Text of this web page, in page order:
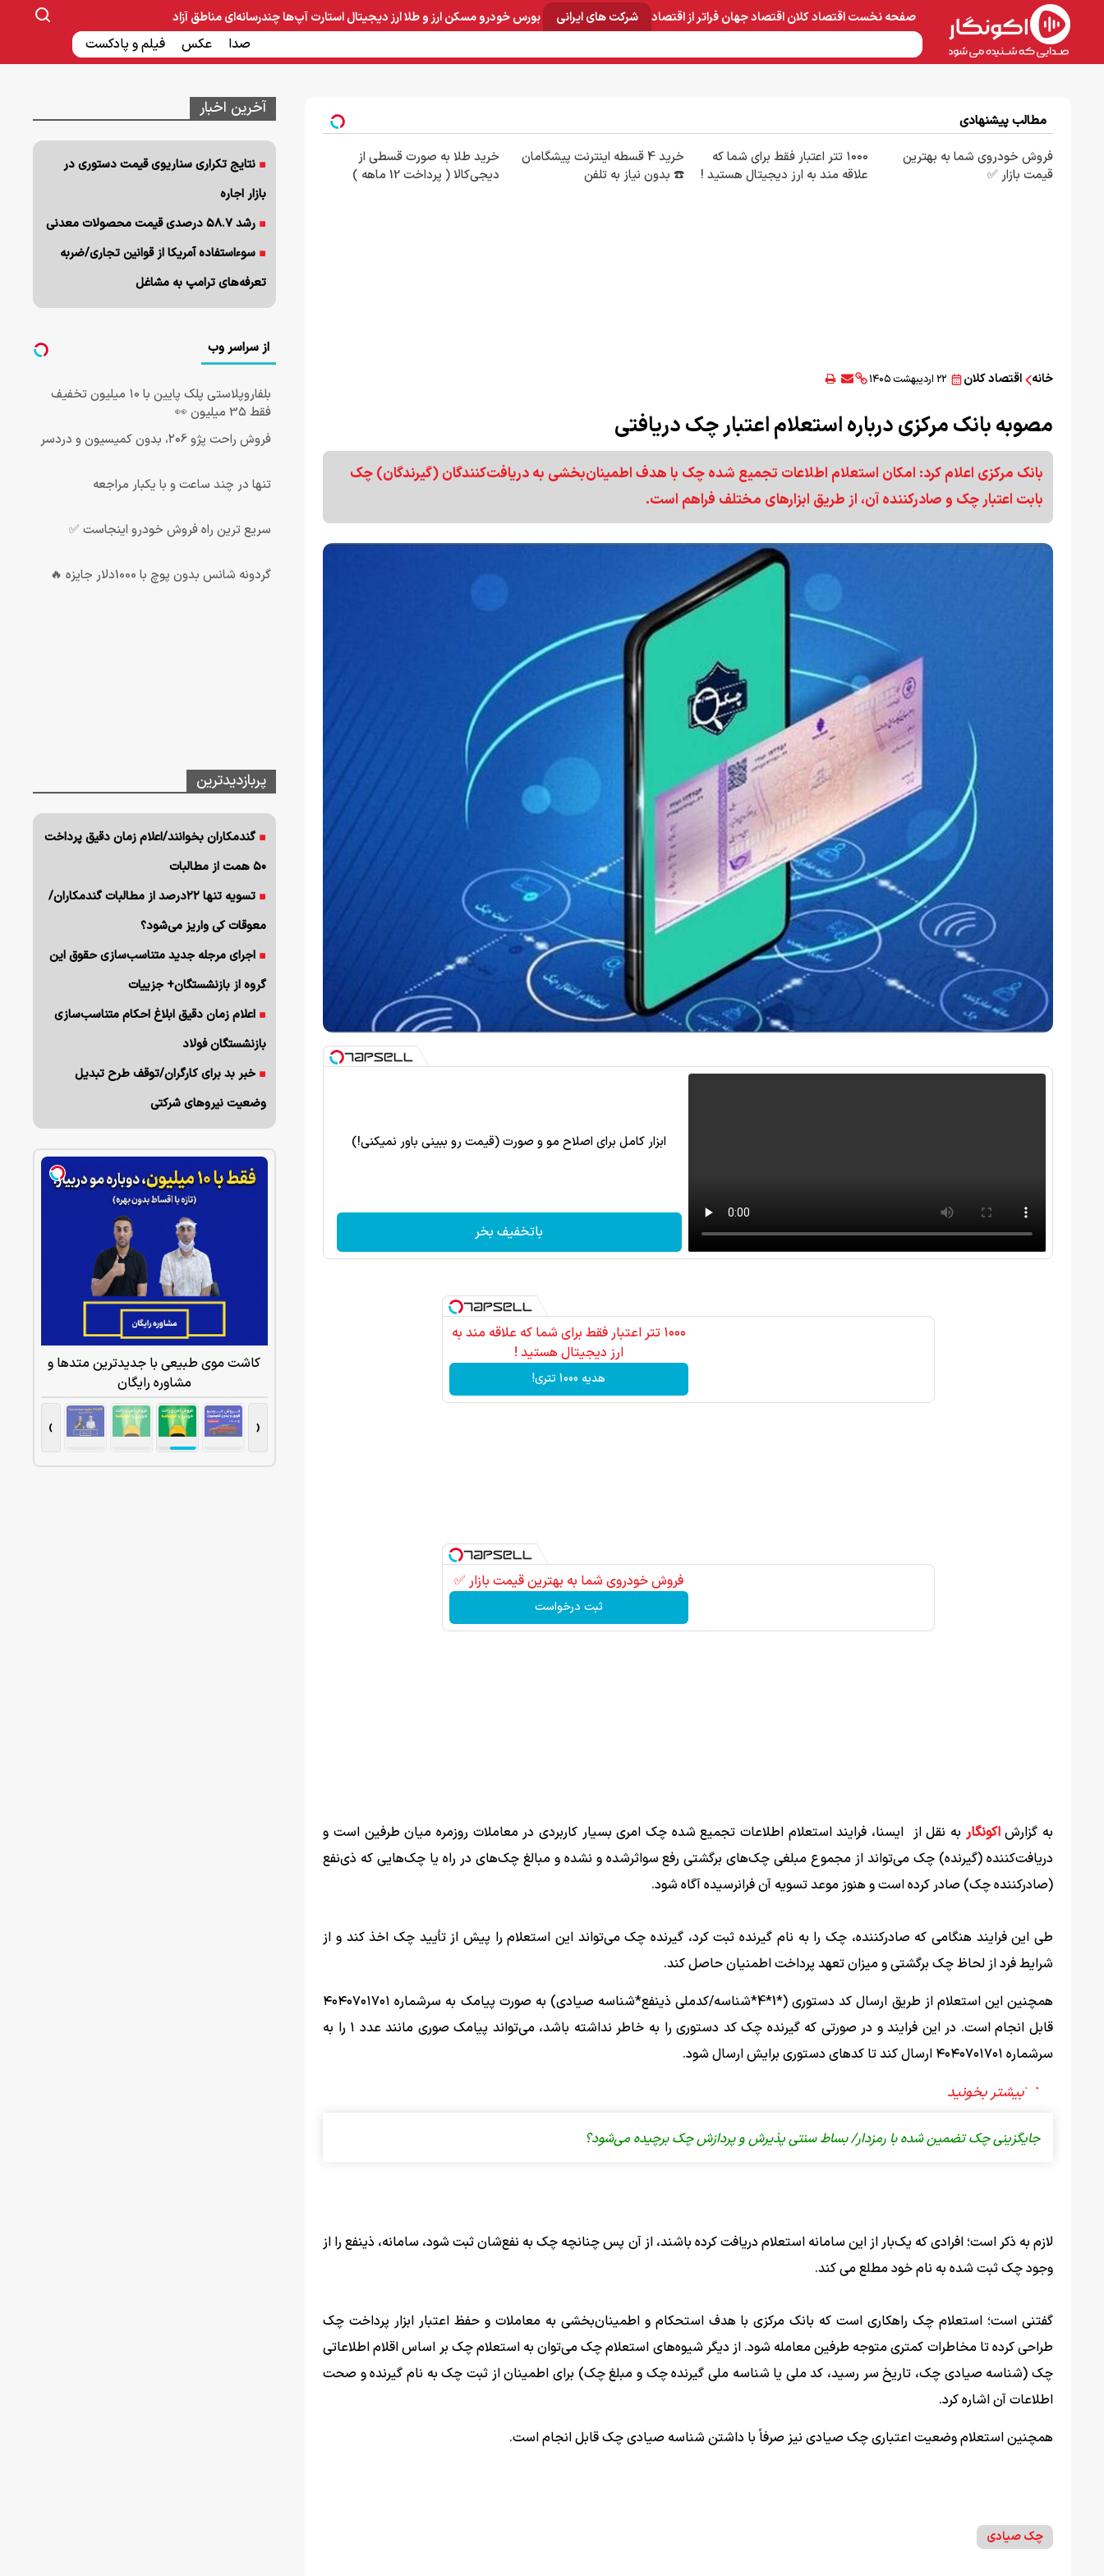
صفحه نخستاقتصاد کلاناقتصاد جهانفراتر از اقتصاد شرکت های ایرانی
صنایع غذایی و دارویی ساخت و ساز بانک و بیمه
بورسخودرومسکنارز و طلاارز دیجیتالاستارت آپ‌هاچندرسانه‌ای
صدا عکس فیلم و پادکست
مناطق آزاد
مطالب پیشنهادی
فروش خودروی شما به بهترین
قیمت بازار ✅
۱۰۰۰ تتر اعتبار فقط برای شما که
علاقه مند به ارز دیجیتال هستید !
خرید 4 قسطه اینترنت پیشگامان
☎️ بدون نیاز به تلفن
خرید طلا به صورت قسطی از
دیجی‌کالا ( پرداخت 12 ماهه )
خانه اقتصاد کلان ۲۲ اردیبهشت ۱۴۰۵
مصوبه بانک مرکزی درباره استعلام اعتبار چک دریافتی
بانک مرکزی اعلام کرد: امکان استعلام اطلاعات تجمیع شده چک‌ با هدف اطمینان‌بخشی به دریافت‌کنندگان (گیرندگان) چک
بابت اعتبار چک و صادرکننده‌ آن، از طریق ابزارهای مختلف فراهم است.
ابزار کامل برای اصلاح مو و صورت (قیمت رو ببینی باور نمیکنی!)
باتخفیف بخر
۱۰۰۰ تتر اعتبار فقط برای شما که علاقه مند به
ارز دیجیتال هستید !
هدیه 1000 تتری!
فروش خودروی شما به بهترین قیمت بازار ✅
ثبت درخواست
به گزارشاکونگار به نقل از ایسنا، فرایند استعلام اطلاعات تجمیع شده چک امری بسیار کاربردی در معاملات روزمره میان طرفین است و
دریافت‌کننده (گیرنده) چک می‌تواند از مجموع مبلغی چک‌های برگشتی رفع سواثرشده و نشده و مبالغ چک‌های در راه یا چک‌هایی که ذی‌نفع
(صادرکننده چک) صادر کرده است و هنوز موعد تسویه آن فرانرسیده آگاه شود.
طی این فرایند هنگامی که صادرکننده، چک را به نام گیرنده ثبت کرد، گیرنده چک می‌تواند این استعلام را پیش از تأیید چک اخذ کند و از
شرایط فرد از لحاظ چک برگشتی و میزان تعهد پرداخت اطمنیان حاصل کند.
همچنین این استعلام از طریق ارسال کد دستوری (*1*4*شناسه/کدملی ذینفع*شناسه صیادی) به صورت پیامک به سرشماره ۴۰۴۰۷۰۱۷۰۱
قابل انجام است. در این فرایند و در صورتی که گیرنده چک کد دستوری را به خاطر نداشته باشد، می‌تواند پیامک صوری مانند عدد ۱ را به
سرشماره ۴۰۴۰۷۰۱۷۰۱ ارسال کند تا کدهای دستوری برایش ارسال شود.
جایگزینی چک تضمین‌ شده با رمزدار/ بساط سنتی پذیرش و پردازش چک برچیده می‌شود؟
لازم به ذکر است؛ افرادی که یک‌بار از این سامانه استعلام دریافت کرده باشند، از آن پس چنانچه چک به نفع‌شان ثبت شود، سامانه، ذینفع را از
وجود چک ثبت شده به نام خود مطلع می کند.
گفتنی است؛ استعلام چک راهکاری است که بانک مرکزی با هدف استحکام و اطمینان‌بخشی به معاملات و حفظ اعتبار ابزار پرداخت چک
طراحی کرده تا مخاطرات کمتری متوجه طرفین معامله شود. از دیگر شیوه‌های استعلام چک می‌توان به استعلام چک بر اساس اقلام اطلاعاتی
چک (شناسه صیادی چک، تاریخ سر رسید، کد ملی یا شناسه ملی گیرنده چک و مبلغ چک) برای اطمینان از ثبت چک به نام گیرنده و صحت
اطلاعات آن اشاره کرد.
همچنین استعلام وضعیت اعتباری چک صیادی نیز صرفاً با داشتن شناسه صیادی چک قابل انجام است.
چک صیادی
آخرین اخبار
نتایج تکراری سناریوی قیمت دستوری در
بازار اجاره
رشد ۵۸.۷ درصدی قیمت محصولات معدنی
سوءاستفاده آمریکا از قوانین تجاری/ضربه
تعرفه‌های ترامپ به مشاغل
از سراسر وب
بلفاروپلاستی پلک پایین با ۱۰ میلیون تخفیف
فقط 3۵ میلیون 👀
فروش راحت پژو ۲۰6، بدون کمیسیون و دردسر
تنها در چند ساعت و با یکبار مراجعه
سریع ترین راه فروش خودرو اینجاست ✅
گردونه شانس بدون پوچ با 1000دلار جایزه 🔥
پربازدیدترین
گندمکاران بخوانند/اعلام زمان دقیق پرداخت
۵۰ همت از مطالبات
تسویه تنها ۲۲درصد از مطالبات گندمکاران/
معوقات کی واریز می‌شود؟
اجرای مرجله جدید متناسب‌سازی حقوق این
گروه از بازنشستگان+ جزییات
اعلام زمان دقیق ابلاغ احکام متناسب‌سازی
بازنشستگان فولاد
خبر بد برای کارگران/توقف طرح تبدیل
وضعیت نیروهای شرکتی
کاشت موی طبیعی با جدیدترین متدها و
مشاوره رایگان
‹
›